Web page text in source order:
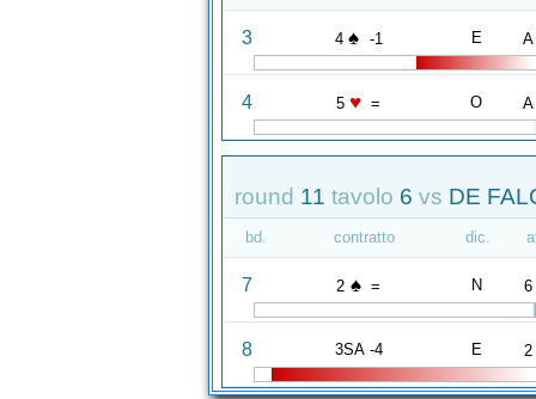
3 4 ♠ -1 E A
4 5 ♥ = O A
round 11 tavolo 6 vs DE
bd. contratto dic.
7 2 ♠ = N 6
8 3SA -4 E 2